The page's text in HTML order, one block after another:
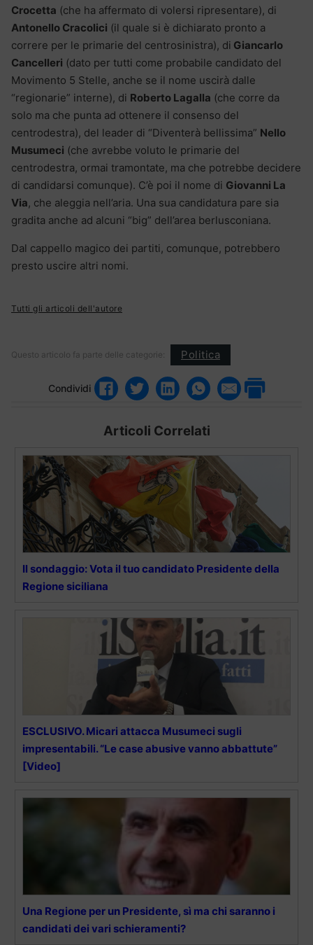
Crocetta (che ha affermato di volersi ripresentare), di
Antonello Cracolici (il quale si è dichiarato pronto a
correre per le primarie del centrosinistra), di Giancarlo
Cancelleri (dato per tutti come probabile candidato del
Movimento 5 Stelle, anche se il nome uscirà dalle
“regionarie” interne), di Roberto Lagalla (che corre da
solo ma che punta ad ottenere il consenso del
centrodestra), del leader di “Diventerà bellissima” Nello
Musumeci (che avrebbe voluto le primarie del
centrodestra, ormai tramontate, ma che potrebbe decidere
di candidarsi comunque). C’è poi il nome di Giovanni La
Via, che aleggia nell’aria. Una sua candidatura pare sia
gradita anche ad alcuni “big” dell’area berlusconiana.
Dal cappello magico dei partiti, comunque, potrebbero
presto uscire altri nomi.
Tutti gli articoli dell'autore
Questo articolo fa parte delle categorie: Politica
Condividi
Articoli Correlati
Il sondaggio: Vota il tuo candidato Presidente della
Regione siciliana
ESCLUSIVO. Micari attacca Musumeci sugli
impresentabili. “Le case abusive vanno abbattute”
[Video]
Una Regione per un Presidente, sì ma chi saranno i
candidati dei vari schieramenti?